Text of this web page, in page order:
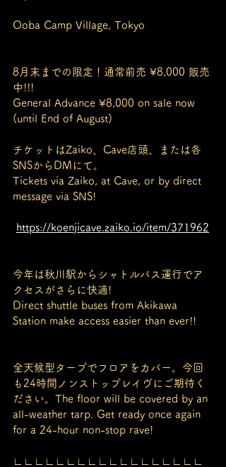
Ooba Camp Village, Tokyo
8月末までの限定！通常前売 ¥8,000 販売
中!!!
General Advance ¥8,000 on sale now
(until End of August)
チケットはZaiko、Cave店頭、または各
SNSからDMにて。
Tickets via Zaiko, at Cave, or by direct
message via SNS!
https://koenjicave.zaiko.io/item/371962
今年は秋川駅からシャトルバス運行でア
クセスがさらに快適!
Direct shuttle buses from Akikawa
Station make access easier than ever!!
全天候型タープでフロアをカバー。今回
も24時間ノンストップレイヴにご期待く
ださい。The floor will be covered by an
all-weather tarp. Get ready once again
for a 24-hour non-stop rave!
∟∟∟∟∟∟∟∟∟∟∟∟∟∟∟∟∟∟